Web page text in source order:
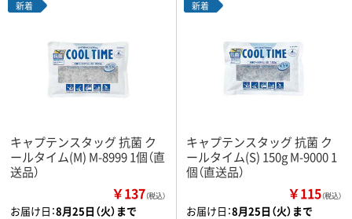
新着
キャプテンスタッグ 抗菌 ク
ールタイム(M) M-8999 1個（直
送品）
￥137（税込）
お届け日：8月25日（火）まで
新着
キャプテンスタッグ 抗菌 ク
ールタイム(S) 150g M-9000 1
個（直送品）
￥115（税込）
お届け日：8月25日（火）まで